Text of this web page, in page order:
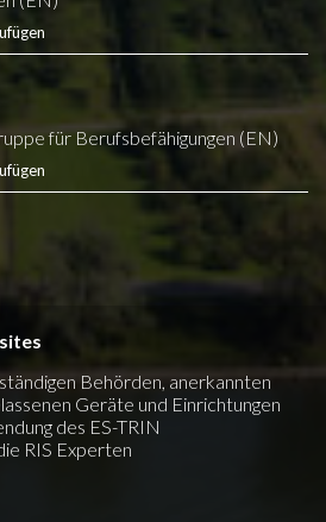
für Berufsbefähigungen (EN)
Behörden, anerkannten
Geräte und Einrichtungen
des ES-TRIN
RIS Experten